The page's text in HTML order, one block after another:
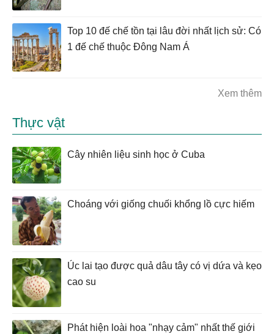
Top 10 đế chế tồn tại lâu đời nhất lịch sử: Có
1 đế chế thuộc Đông Nam Á
Xem thêm
Thực vật
Cây nhiên liệu sinh học ở Cuba
Choáng với giống chuối khổng lồ cực hiếm
Úc lai tạo được quả dâu tây có vị dứa và kẹo
cao su
Phát hiện loài hoa "nhạy cảm" nhất thế giới